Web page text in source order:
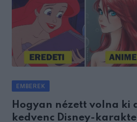
EMBEREK
Hogyan nézett volna ki
kedvenc Disney-